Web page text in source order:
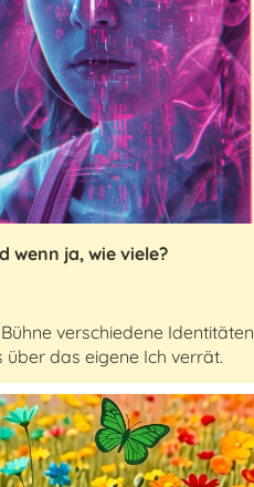
wenn ja, wie viele?
verschiedene Identitäten
das eigene Ich verrät.